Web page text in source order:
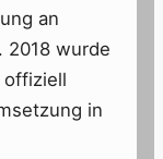
an
2018 wurde
offiziell
in